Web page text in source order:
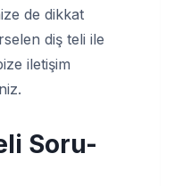
de dikkat
diş teli ile
iletişim
Soru-